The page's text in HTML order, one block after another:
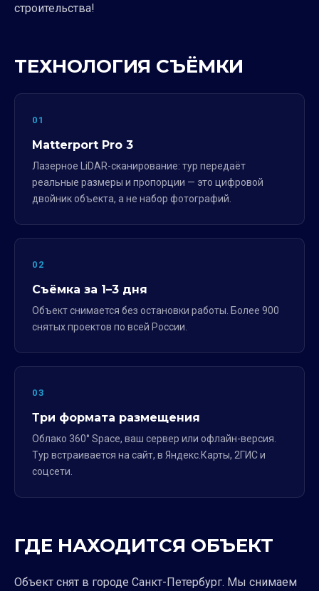
строительства!
ТЕХНОЛОГИЯ СЪЁМКИ
01
Matterport Pro 3
Лазерное LiDAR-сканирование: тур передаёт
реальные размеры и пропорции — это цифровой
двойник объекта, а не набор фотографий.
02
Съёмка за 1–3 дня
Объект снимается без остановки работы. Более 900
снятых проектов по всей России.
03
Три формата размещения
Облако 360° Space, ваш сервер или офлайн-версия.
Тур встраивается на сайт, в Яндекс.Карты, 2ГИС и
соцсети.
ГДЕ НАХОДИТСЯ ОБЪЕКТ
Объект снят в городе Санкт-Петербург. Мы снимаем